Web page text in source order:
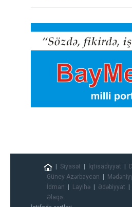
Siyasət İqtisadiyyat
Güney Azərbaycan
İdman
Layihə Ədəbiyyat
Əlaqə